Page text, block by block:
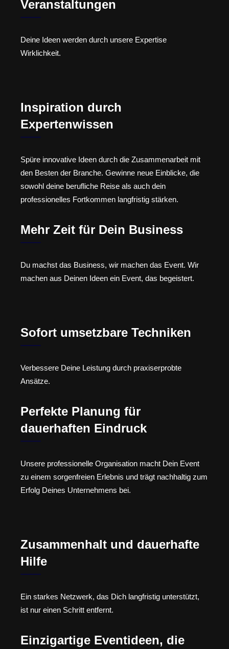
Veranstaltungen
Deine Ideen werden durch unsere Expertise
Wirklichkeit.
Inspiration durch
Expertenwissen
Spüre innovative Ideen durch die Zusammenarbeit mit
den Besten der Branche. Gewinne neue Einblicke, die
sowohl deine berufliche Reise als auch dein
professionelles Fortkommen langfristig stärken.
Mehr Zeit für Dein Business
Du machst das Business, wir machen das Event. Wir
machen aus Deinen Ideen ein Event, das begeistert.
Sofort umsetzbare Techniken
Verbessere Deine Leistung durch praxiserprobte
Ansätze.
Perfekte Planung für
dauerhaften Eindruck
Unsere professionelle Organisation macht Dein Event
zu einem sorgenfreien Erlebnis und trägt nachhaltig zum
Erfolg Deines Unternehmens bei.
Zusammenhalt und dauerhafte
Hilfe
Ein starkes Netzwerk, das Dich langfristig unterstützt,
ist nur einen Schritt entfernt.
Einzigartige Eventideen, die